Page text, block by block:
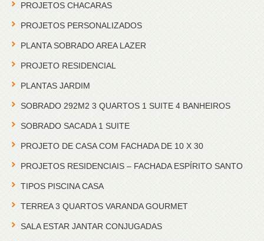
PROJETOS CHACARAS
PROJETOS PERSONALIZADOS
PLANTA SOBRADO AREA LAZER
PROJETO RESIDENCIAL
PLANTAS JARDIM
SOBRADO 292M2 3 QUARTOS 1 SUITE 4 BANHEIROS
SOBRADO SACADA 1 SUITE
PROJETO DE CASA COM FACHADA DE 10 X 30
PROJETOS RESIDENCIAIS – FACHADA ESPÍRITO SANTO
TIPOS PISCINA CASA
TERREA 3 QUARTOS VARANDA GOURMET
SALA ESTAR JANTAR CONJUGADAS